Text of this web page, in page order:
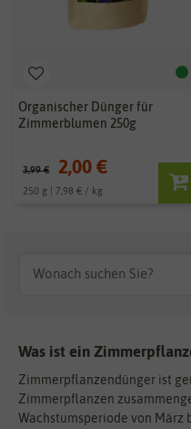
Organischer Dünger für
Zimmerblumen 250g
3,99 € 2,00 €
250 g | 7,98 € / kg
Was ist ein
Zimmerpflanzendünger ist
Zimmerpflanzen
Wachstumsperiode von März